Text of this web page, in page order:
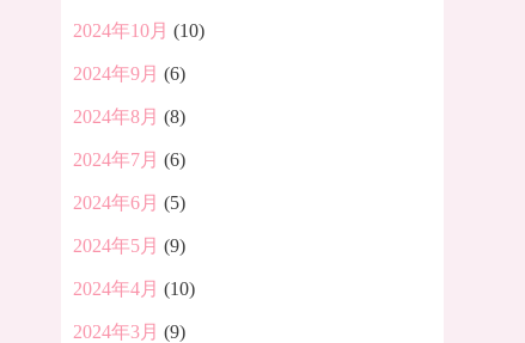
2024年10月 (10)
2024年9月 (6)
2024年8月 (8)
2024年7月 (6)
2024年6月 (5)
2024年5月 (9)
2024年4月 (10)
2024年3月 (9)